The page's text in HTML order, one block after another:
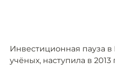
Инвестиционная пауза
учёных, наступила в